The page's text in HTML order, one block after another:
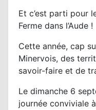
Et c’est parti pour
Ferme dans l’Aude !
Cette année, cap
Minervois, des
savoir-faire et de
Le dimanche 6
journée conviviale